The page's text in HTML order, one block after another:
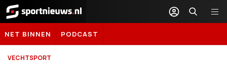
Sportnieuws.nl
NET BINNEN PODCAST
VECHTSPORT